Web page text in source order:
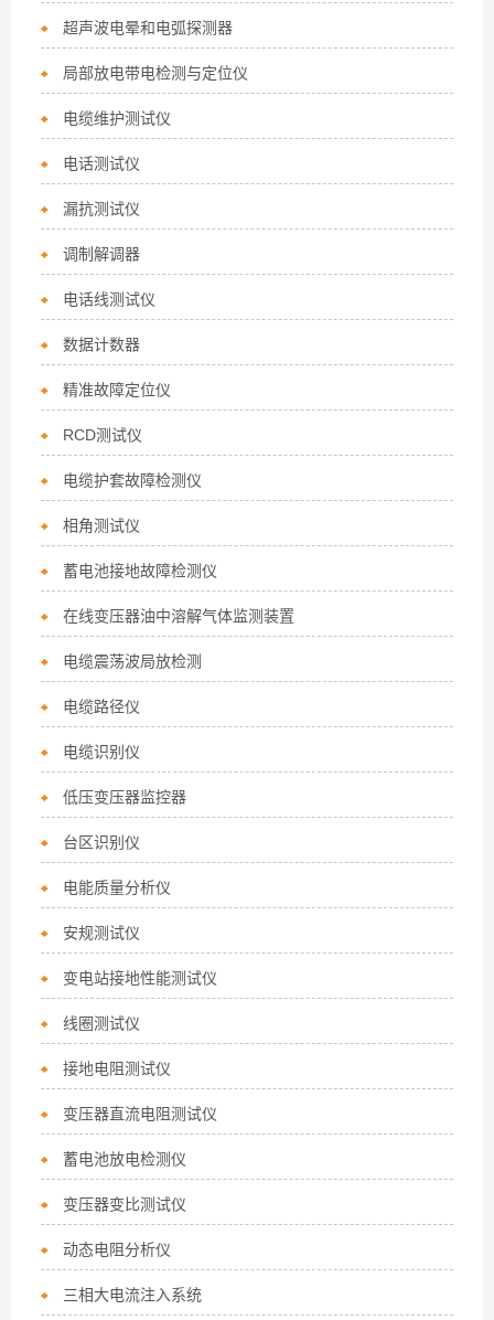
超声波电晕和电弧探测器
局部放电带电检测与定位仪
电缆维护测试仪
电话测试仪
漏抗测试仪
调制解调器
电话线测试仪
数据计数器
精准故障定位仪
RCD测试仪
电缆护套故障检测仪
相角测试仪
蓄电池接地故障检测仪
在线变压器油中溶解气体监测装置
电缆震荡波局放检测
电缆路径仪
电缆识别仪
低压变压器监控器
台区识别仪
电能质量分析仪
安规测试仪
变电站接地性能测试仪
线圈测试仪
接地电阻测试仪
变压器直流电阻测试仪
蓄电池放电检测仪
变压器变比测试仪
动态电阻分析仪
三相大电流注入系统